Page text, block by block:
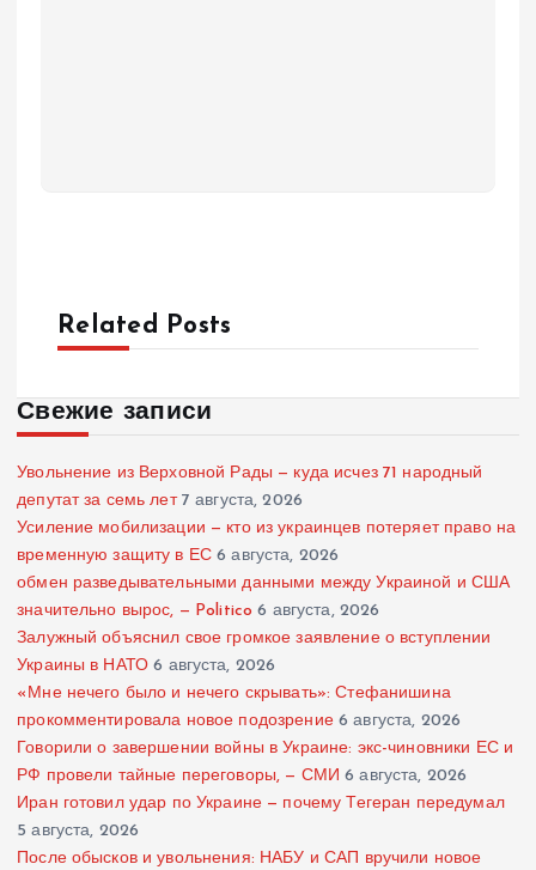
Related Posts
Свежие записи
Увольнение из Верховной Рады — куда исчез 71 народный
депутат за семь лет 7 августа, 2026
Усиление мобилизации — кто из украинцев потеряет право на
временную защиту в ЕС 6 августа, 2026
обмен разведывательными данными между Украиной и США
значительно вырос, — Politico 6 августа, 2026
Залужный объяснил свое громкое заявление о вступлении
Украины в НАТО 6 августа, 2026
«Мне нечего было и нечего скрывать»: Стефанишина
прокомментировала новое подозрение 6 августа, 2026
Говорили о завершении войны в Украине: экс-чиновники ЕС и
РФ провели тайные переговоры, — СМИ 6 августа, 2026
Иран готовил удар по Украине — почему Тегеран передумал
5 августа, 2026
После обысков и увольнения: НАБУ и САП вручили новое